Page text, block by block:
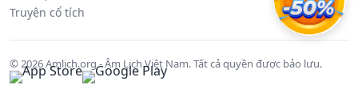
Truyện cổ tích
© 2026 Amlich.org - Âm Lịch Việt Nam. Tất cả quyền được bảo lưu.